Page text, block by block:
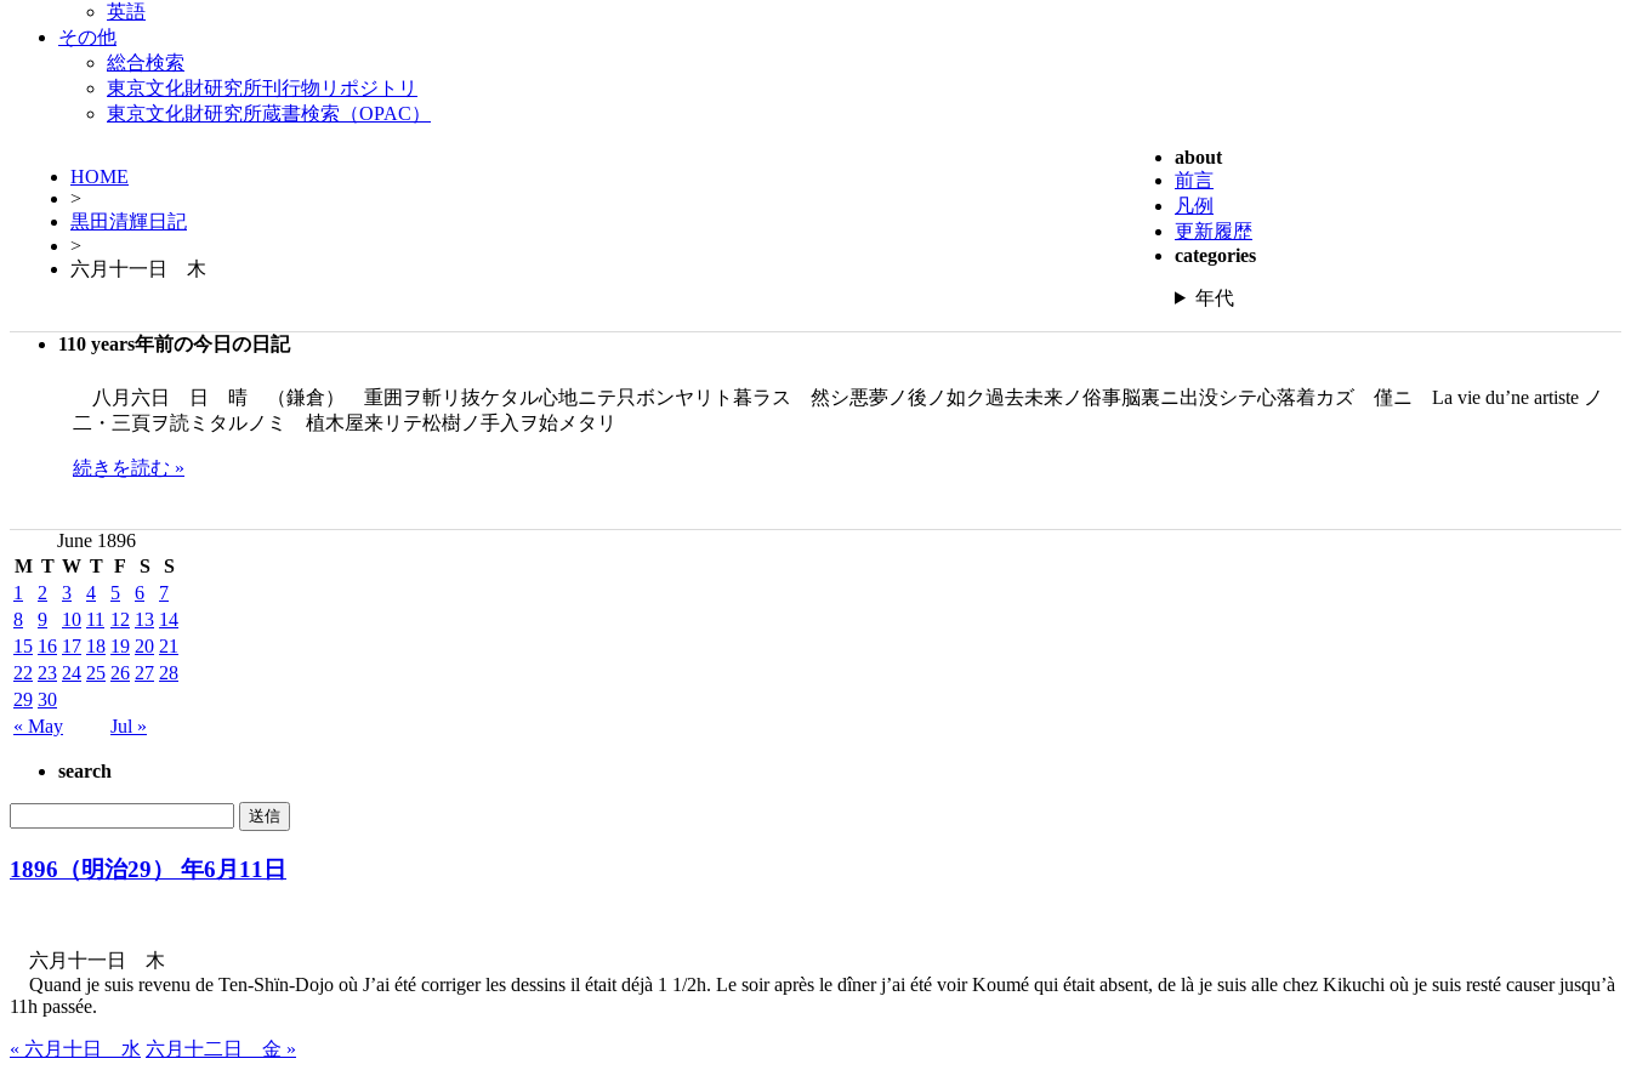
英語
その他
総合検索
東京文化財研究所刊行物リポジトリ
東京文化財研究所蔵書検索（OPAC）
HOME
>
黒田清輝日記
>
六月十一日 木
about
前言
凡例
更新履歴
categories
年代
110 years年前の今日の日記
八月六日 日 晴 （鎌倉） 重囲ヲ斬リ抜ケタル心地ニテ只ボンヤリト暮ラス 然シ悪夢ノ後ノ如ク過去未来ノ俗事脳裏ニ出没シテ心落着カズ 僅ニ La vie du’ne artiste ノ
二・三頁ヲ読ミタルノミ 植木屋来リテ松樹ノ手入ヲ始メタリ
続きを読む »
June 1896
M T W T F S S
« May Jul »
1 2 3 4 5 6
7
8
9 10 11 12 13 14
15 16 17 18 19 20 21
22 23 24 25 26 27 28
29 30
search
1896（明治29） 年6月11日
六月十一日 木
Quand je suis revenu de Ten-Shïn-Dojo où J’ai été corriger les dessins il était déjà 1 1/2h. Le soir après le dîner j’ai été voir Koumé qui était absent, de là je suis alle chez Kikuchi où je suis resté causer jusqu’à
11h passée.
« 六月十日 水 六月十二日 金 »